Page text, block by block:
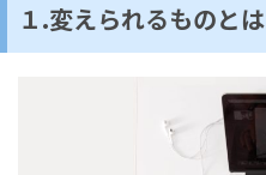
１.変えられるものとは